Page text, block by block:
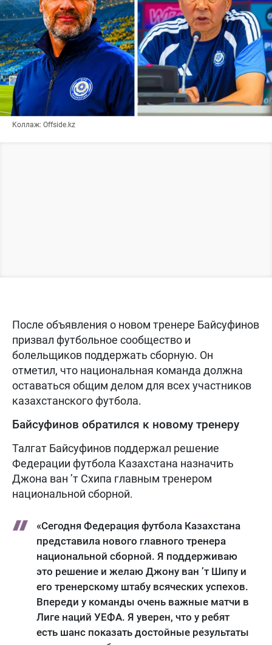
Коллаж: Offside.kz
После объявления о новом тренере Байсуфинов
призвал футбольное сообщество и
болельщиков поддержать сборную. Он
отметил, что национальная команда должна
оставаться общим делом для всех участников
казахстанского футбола.
Байсуфинов обратился к новому тренеру
Талгат Байсуфинов поддержал решение
Федерации футбола Казахстана назначить
Джона ван ’т Схипа главным тренером
национальной сборной.
«Сегодня Федерация футбола Казахстана
представила нового главного тренера
национальной сборной. Я поддерживаю
это решение и желаю Джону ван ’т Шипу и
его тренерскому штабу всяческих успехов.
Впереди у команды очень важные матчи в
Лиге наций УЕФА. Я уверен, что у ребят
есть шанс показать достойные результаты